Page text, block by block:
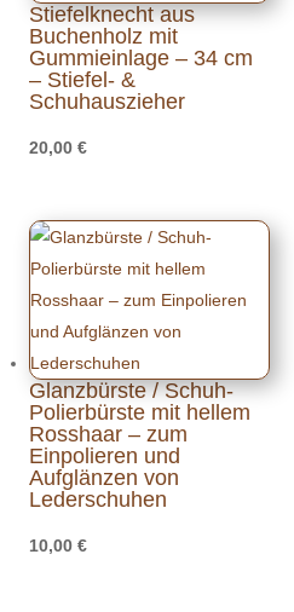
Stiefelknecht aus
Buchenholz mit
Gummieinlage – 34 cm
– Stiefel- &
Schuhauszieher
20,00 €
Glanzbürste / Schuh-
Polierbürste mit hellem
Rosshaar – zum
Einpolieren und
Aufglänzen von
Lederschuhen
10,00 €